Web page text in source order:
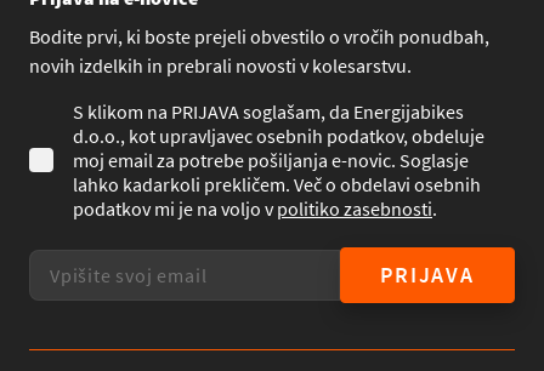
Bodite prvi, ki boste prejeli obvestilo o vročih ponudbah,
novih izdelkih in prebrali novosti v kolesarstvu.
S klikom na PRIJAVA soglašam, da Energijabikes
d.o.o., kot upravljavec osebnih podatkov, obdeluje
moj email za potrebe pošiljanja e-novic. Soglasje
lahko kadarkoli prekličem. Več o obdelavi osebnih
podatkov mi je na voljo vpolitiko zasebnosti.
PRIJAVA